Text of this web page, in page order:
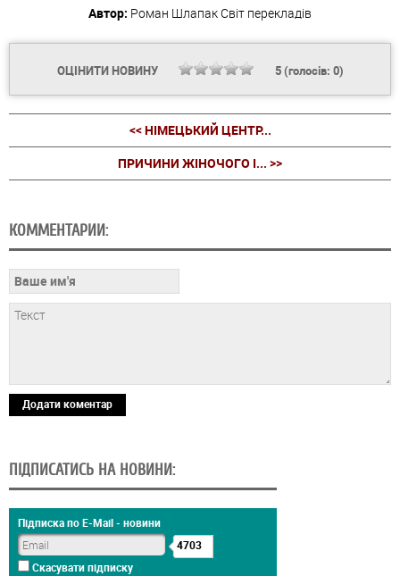
Автор: Роман ШлапакСвіт перекладів
ОЦІНИТИ НОВИНУ 5(голосів: 0)
<< НІМЕЦЬКИЙ ЦЕНТР...
ПРИЧИНИ ЖІНОЧОГО І... >>
КОММЕНТАРИИ:
Додати коментар
ПІДПИСАТИСЬ НА НОВИНИ:
Підписка по E-Mail - новини
4703
Скасувати підписку